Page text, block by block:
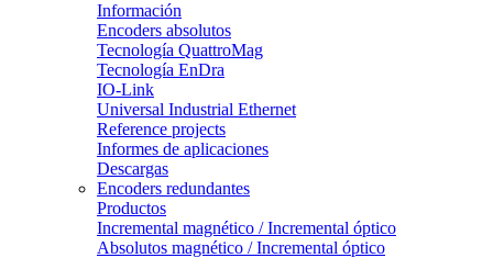
Información
Encoders absolutos
Tecnología QuattroMag
Tecnología EnDra
IO-Link
Universal Industrial Ethernet
Reference projects
Informes de aplicaciones
Descargas
Encoders redundantes
Productos
Incremental magnético / Incremental óptico
Absolutos magnético / Incremental óptico